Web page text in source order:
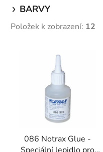
BARVY
Položek k zobrazení: 12
086 Notrax Glue -